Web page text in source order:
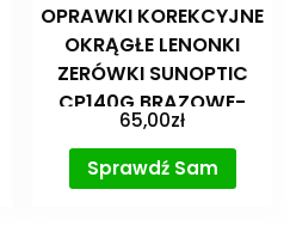
OPRAWKI KOREKCYJNE
OKRĄGŁE LENONKI
ZERÓWKI SUNOPTIC
CP140G BRĄZOWE-
IMITACJA DREWNA
65,00zł
Sprawdź Sam